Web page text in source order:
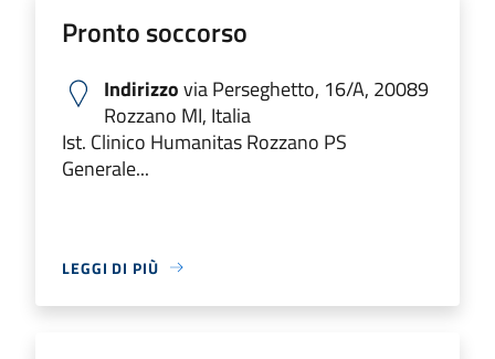
Pronto soccorso
Indirizzovia Perseghetto, 16/A, 20089
Rozzano MI, Italia
Ist. Clinico Humanitas Rozzano PS
Generale...
LEGGI DI PIÙ